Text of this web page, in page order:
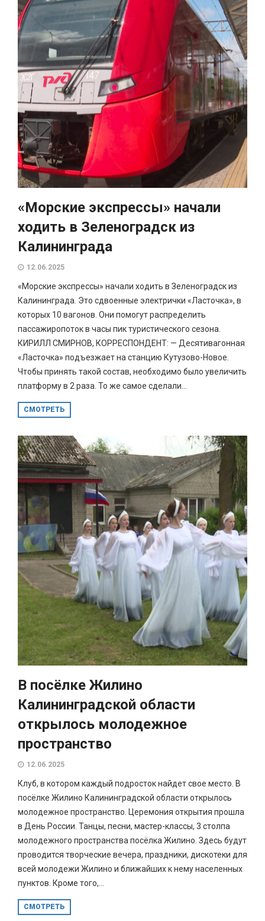
«Морские экспрессы» начали
ходить в Зеленоградск из
Калининграда
12.06.2025
«Морские экспрессы» начали ходить в Зеленоградск из
Калининграда. Это сдвоенные электрички «Ласточка», в
которых 10 вагонов. Они помогут распределить
пассажиропоток в часы пик туристического сезона.
КИРИЛЛ СМИРНОВ, КОРРЕСПОНДЕНТ: — Десятивагонная
«Ласточка» подъезжает на станцию Кутузово-Новое.
Чтобы принять такой состав, необходимо было увеличить
платформу в 2 раза. То же самое сделали...
СМОТРЕТЬ
В посёлке Жилино
Калининградской области
открылось молодежное
пространство
12.06.2025
Клуб, в котором каждый подросток найдет свое место. В
посёлке Жилино Калининградской области открылось
молодежное пространство. Церемония открытия прошла
в День России. Танцы, песни, мастер-классы, 3 столпа
молодежного пространства посёлка Жилино. Здесь будут
проводится творческие вечера, праздники, дискотеки для
всей молодежи Жилино и ближайших к нему населенных
пунктов. Кроме того,...
СМОТРЕТЬ